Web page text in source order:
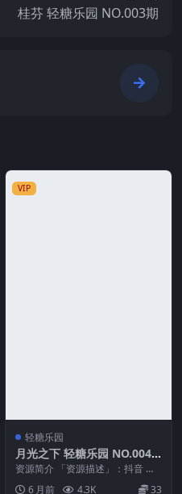
桂芬 轻糖乐园 NO.003期
VIP
轻糖乐园
月光之下 轻糖乐园 NO.004
期
资源简介 「资源描述」：抖音 月
光之下 轻糖乐园 NO.004期 【20
6 月前 4.3K 33